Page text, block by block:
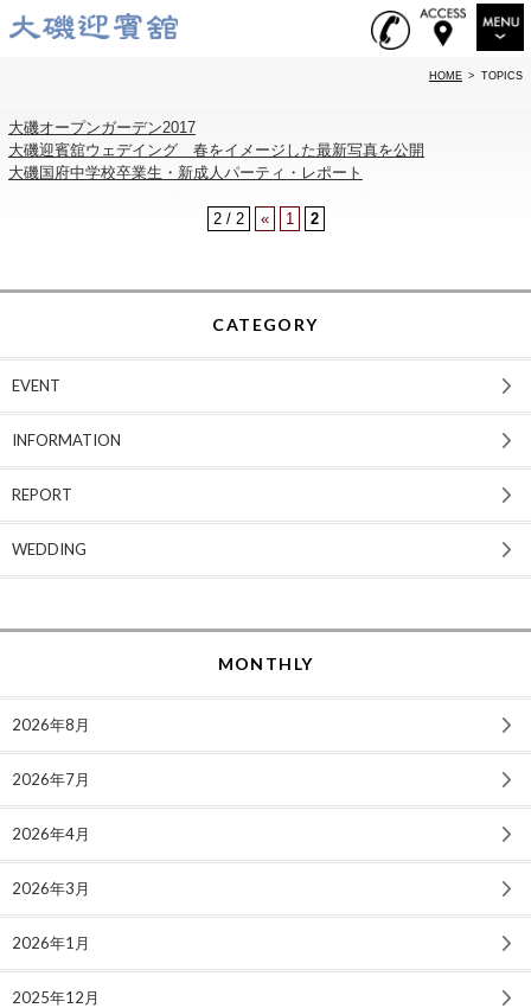
WEDDING
EVENT & PARTY
TOPICS
ABOUT US
ACCESS
SITEMAP
HOME > TOPICS
大磯オープンガーデン2017
大磯迎賓舘ウェデイング 春をイメージした最新写真を公開
大磯国府中学校卒業生・新成人パーティ・レポート
2 / 2 « 1 2
CATEGORY
EVENT
INFORMATION
REPORT
WEDDING
MONTHLY
2026年8月
2026年7月
2026年4月
2026年3月
2026年1月
2025年12月